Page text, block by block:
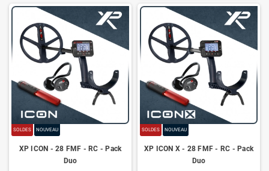
SOLDES NOUVEAU
XP ICON - 28 FMF - RC - Pack
Duo
SOLDES NOUVEAU
XP ICON X - 28 FMF - RC - Pack
Duo